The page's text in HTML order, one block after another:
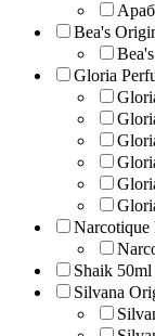
Bea's
Gloria
Narcotique
Shaik
Silvana